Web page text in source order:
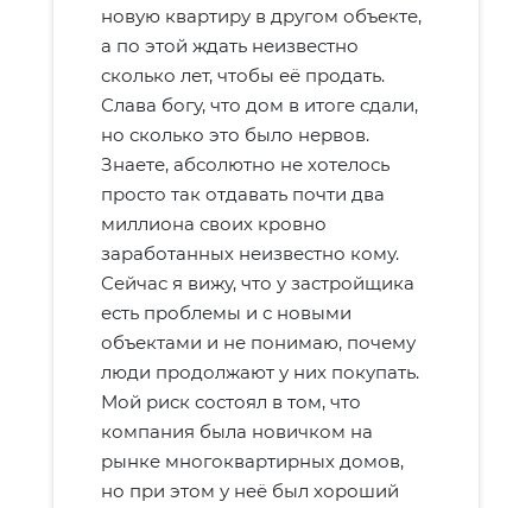
новую квартиру в другом объекте,
а по этой ждать неизвестно
сколько лет, чтобы её продать.
Слава богу, что дом в итоге сдали,
но сколько это было нервов.
Знаете, абсолютно не хотелось
просто так отдавать почти два
миллиона своих кровно
заработанных неизвестно кому.
Сейчас я вижу, что у застройщика
есть проблемы и с новыми
объектами и не понимаю, почему
люди продолжают у них покупать.
Мой риск состоял в том, что
компания была новичком на
рынке многоквартирных домов,
но при этом у неё был хороший